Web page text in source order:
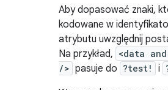
Aby dopasować znaki,
kodowane w
atrybutu uwzględnij
Na przykład, <data
/> pasuje do ?test! i